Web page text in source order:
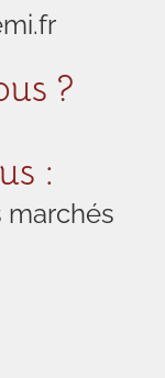
?
:
marchés